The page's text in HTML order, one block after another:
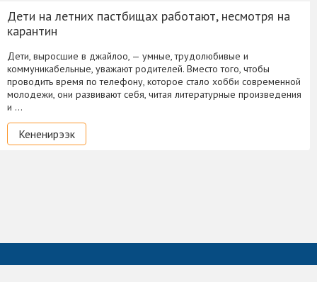
Дети на летних пастбищах работают, несмотря на
карантин
Дети, выросшие в джайлоо, — умные, трудолюбивые и
коммуникабельные, уважают родителей. Вместо того, чтобы
проводить время по телефону, которое стало хобби современной
молодежи, они развивают себя, читая литературные произведения
и …
Кененирээк